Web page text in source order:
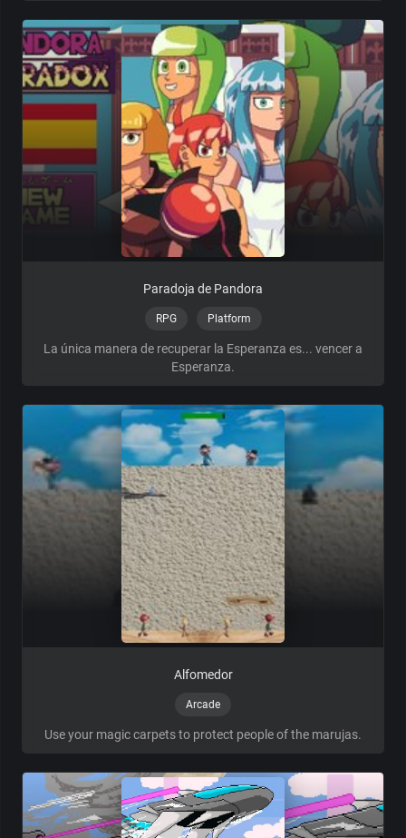
Paradoja de Pandora
RPG Platform
La única manera de recuperar la Esperanza es... vencer a
Esperanza.
Alfomedor
Arcade
Use your magic carpets to protect people of the marujas.